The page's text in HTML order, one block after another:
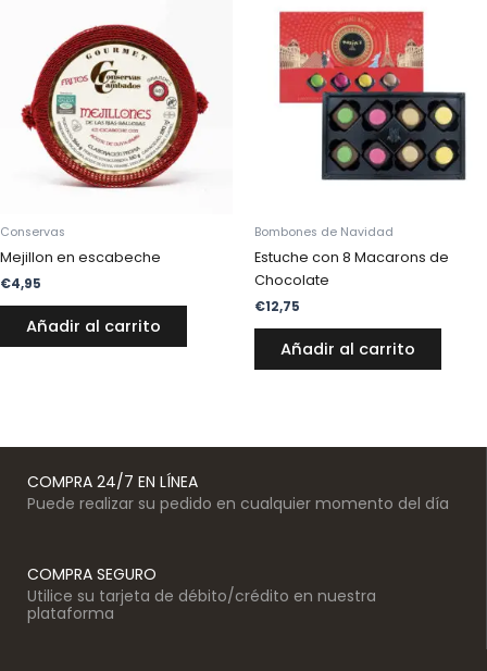
Conservas
Mejillon en escabeche
€4,95
Añadir al carrito
Bombones de Navidad
Estuche con 8 Macarons de
Chocolate
€12,75
Añadir al carrito
COMPRA 24/7 EN LÍNEA
Puede realizar su pedido en cualquier momento del día
COMPRA SEGURO
Utilice su tarjeta de débito/crédito en nuestra
plataforma